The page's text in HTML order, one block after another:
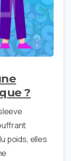
?
poids, elles